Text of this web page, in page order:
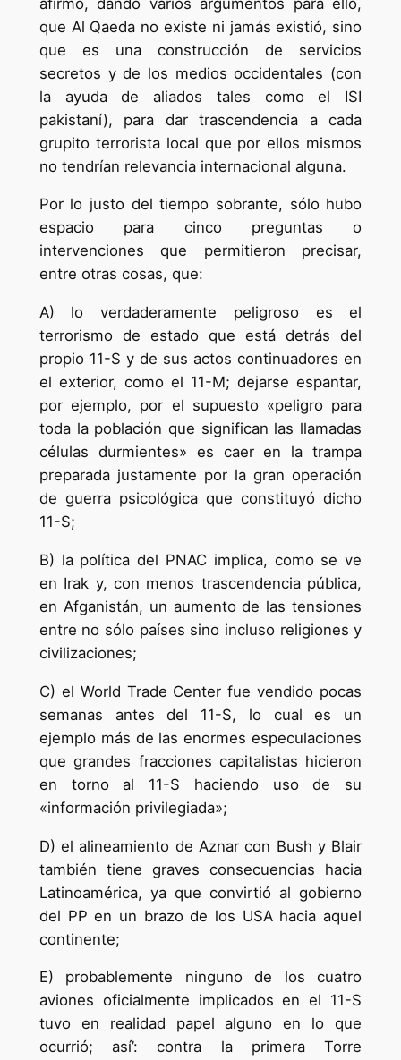
que Al Qaeda no existe ni jamás existió, sino
que es una construcción de servicios
secretos y de los medios occidentales (con
la ayuda de aliados tales como el ISI
pakistaní), para dar trascendencia a cada
grupito terrorista local que por ellos mismos
no tendrían relevancia internacional alguna.
Por lo justo del tiempo sobrante, sólo hubo
espacio para cinco preguntas o
intervenciones que permitieron precisar,
entre otras cosas, que:
A) lo verdaderamente peligroso es el
terrorismo de estado que está detrás del
propio 11-S y de sus actos continuadores en
el exterior, como el 11-M; dejarse espantar,
por ejemplo, por el supuesto «peligro para
toda la población que significan las llamadas
células durmientes» es caer en la trampa
preparada justamente por la gran operación
de guerra psicológica que constituyó dicho
11-S;
B) la política del PNAC implica, como se ve
en Irak y, con menos trascendencia pública,
en Afganistán, un aumento de las tensiones
entre no sólo países sino incluso religiones y
civilizaciones;
C) el World Trade Center fue vendido pocas
semanas antes del 11-S, lo cual es un
ejemplo más de las enormes especulaciones
que grandes fracciones capitalistas hicieron
en torno al 11-S haciendo uso de su
«información privilegiada»;
D) el alineamiento de Aznar con Bush y Blair
también tiene graves consecuencias hacia
Latinoamérica, ya que convirtió al gobierno
del PP en un brazo de los USA hacia aquel
continente;
E) probablemente ninguno de los cuatro
aviones oficialmente implicados en el 11-S
tuvo en realidad papel alguno en lo que
ocurrió; así’: contra la primera Torre